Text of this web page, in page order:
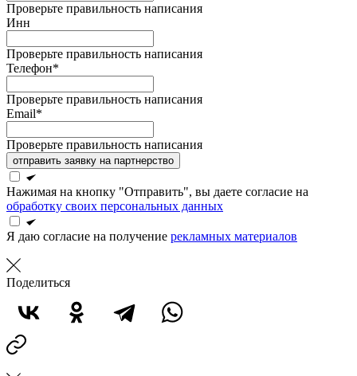
Проверьте правильность написания
Инн
Проверьте правильность написания
Телефон*
Проверьте правильность написания
Email*
Проверьте правильность написания
отправить заявку на партнерство
Нажимая на кнопку "Отправить", вы даете согласие на
обработку своих персональных данных
Я даю согласие на получение рекламных материалов
Поделиться